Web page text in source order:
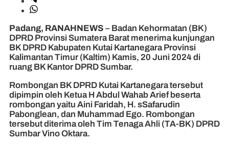
Padang, RANAHNEWS – Badan Kehormatan (BK)
DPRD Provinsi Sumatera Barat menerima kunjungan
BK DPRD Kabupaten Kutai Kartanegara Provinsi
Kalimantan Timur (Kaltim) Kamis, 20 Juni 2024 di
ruang BK Kantor DPRD Sumbar.
Rombongan BK DPRD Kutai Kartanegara tersebut
dipimpin oleh Ketua H Abdul Wahab Arief beserta
rombongan yaitu Aini Faridah, H. sSafarudin
Pabonglean, dan Muhammad Ego. Rombongan
tersebut diterima oleh Tim Tenaga Ahli (TA-BK) DPRD
Sumbar Vino Oktara.